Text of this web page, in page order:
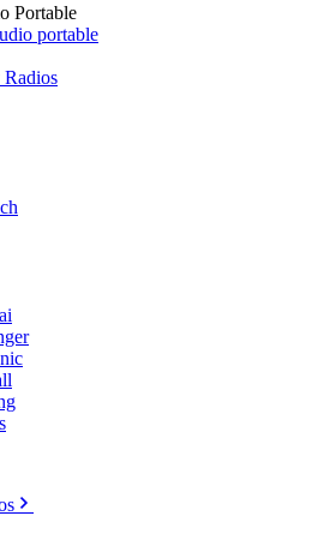
Portable
portable
Radios